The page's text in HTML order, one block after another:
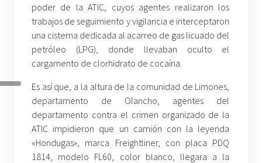
poder de la ATIC, cuyos agentes realizaron los
trabajos de seguimiento y vigilancia e interceptaron
una cisterna dedicada al acarreo de gas licuado del
petróleo (LPG), donde llevaban oculto el
cargamento de clorhidrato de cocaína.
Es así que, a la altura de la comunidad de Limones,
departamento de Olancho, agentes del
departamento contra el crimen organizado de la
ATIC impidieron que un camión con la leyenda
«Hondugas», marca Freightliner, con placa PDQ
1814, modelo FL60, color blanco, llegara a la